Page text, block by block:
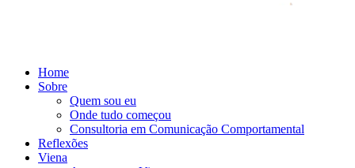
Home
Sobre
Quem sou eu
Onde tudo começou
Consultoria em Comunicação Comportamental
Reflexões
Viena